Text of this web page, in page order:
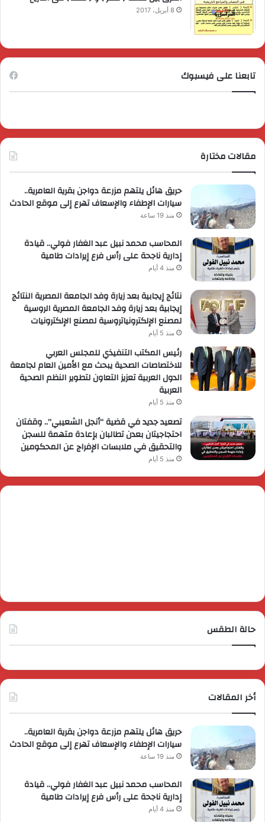
8 أبريل، 2017
تابعنا على فيسبوك
مقالات مختارة
حريق هائل يلتهم مزرعة دواجن بقرية العامرية..
سيارات الإطفاء والإسعاف تهرع إلى موقع الحادث
منذ 19 ساعة
المحاسب محمد نبيل عبد الغفار فولي.. قيادة
إدارية ناجحة على رأس فرع إيرادات طامية
منذ 4 أيام
نتائج إيجابية بعد زيارة وفد الجامعة المصرية النتائج
إيجابية بعد زيارة وفد الجامعة المصرية الروسية
لمصنع الإلكترونياتروسية لمصنع الإلكترونيات
منذ 5 أيام
رئيس المكتب التنفيذي للمجلس العربي
للاختصاصات الصحية يبحث مع الأمين العام لجامعة
الدول العربية تعزيز التعاون لتطوير النظم الصحية
العربية
منذ 5 أيام
تصعيد جديد في قضية “أنجل الشعيبي”.. وقفتان
احتجاجيتان بعدن تطالبان بإعادة متهمة للسجن
والتحقيق في ملابسات الإفراج عن المحكومين
منذ 5 أيام
حالة الطقس
أخر المقالات
حريق هائل يلتهم مزرعة دواجن بقرية العامرية..
سيارات الإطفاء والإسعاف تهرع إلى موقع الحادث
منذ 19 ساعة
المحاسب محمد نبيل عبد الغفار فولي.. قيادة
إدارية ناجحة على رأس فرع إيرادات طامية
منذ 4 أيام